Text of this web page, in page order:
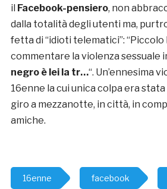
il Facebook-pensiero, non
dalla totalità degli utenti ma,
fetta di “idioti telematici”:
commentare la violenza sessuale
negro è lei la tr…“. Un’ennesima
16enne la cui unica colpa era
giro a mezzanotte, in città, in
amiche.
16enne facebook